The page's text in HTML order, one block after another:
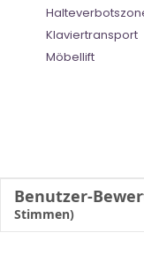
Klaviertransport
Möbellift
Benutzer-
Stimmen)